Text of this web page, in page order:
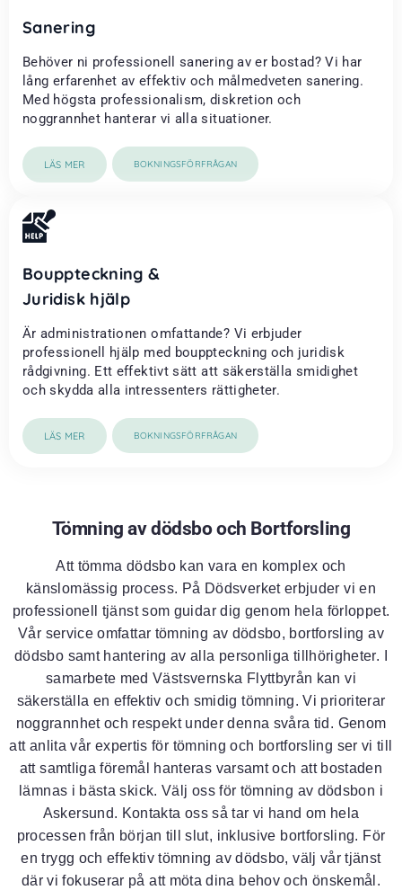
Sanering
Behöver ni professionell sanering av er bostad? Vi har
lång erfarenhet av effektiv och målmedveten sanering.
Med högsta professionalism, diskretion och
noggrannhet hanterar vi alla situationer.
LÄS MER BOKNINGSFÖRFRÅGAN
Bouppteckning &
Juridisk hjälp
Är administrationen omfattande? Vi erbjuder
professionell hjälp med bouppteckning och juridisk
rådgivning. Ett effektivt sätt att säkerställa smidighet
och skydda alla intressenters rättigheter.
LÄS MER BOKNINGSFÖRFRÅGAN
Tömning av dödsbo och Bortforsling
Att tömma dödsbo kan vara en komplex och
känslomässig process. På Dödsverket erbjuder vi en
professionell tjänst som guidar dig genom hela förloppet.
Vår service omfattar tömning av dödsbo, bortforsling av
dödsbo samt hantering av alla personliga tillhörigheter. I
samarbete med Västsvernska Flyttbyrån kan vi
säkerställa en effektiv och smidig tömning. Vi prioriterar
noggrannhet och respekt under denna svåra tid. Genom
att anlita vår expertis för tömning och bortforsling ser vi till
att samtliga föremål hanteras varsamt och att bostaden
lämnas i bästa skick. Välj oss för tömning av dödsbon i
Askersund. Kontakta oss så tar vi hand om hela
processen från början till slut, inklusive bortforsling. För
en trygg och effektiv tömning av dödsbo, välj vår tjänst
där vi fokuserar på att möta dina behov och önskemål.